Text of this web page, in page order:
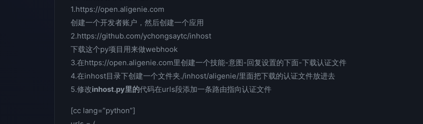
1.https://open.aligenie.com
创建一个开发者账户，然后创建一个应用
2.https://github.com/ychongsaytc/inhost
下载这个py项目用来做webhook
3.在https://open.aligenie.com里创建一个技能-意图-回复设置的下面-下载认证文件
4.在inhost目录下创建一个文件夹./inhost/aligenie/里面把下载的认证文件放进去
5.修改inhost.py里的代码在urls段添加一条路由指向认证文件
[cc lang=”python”]